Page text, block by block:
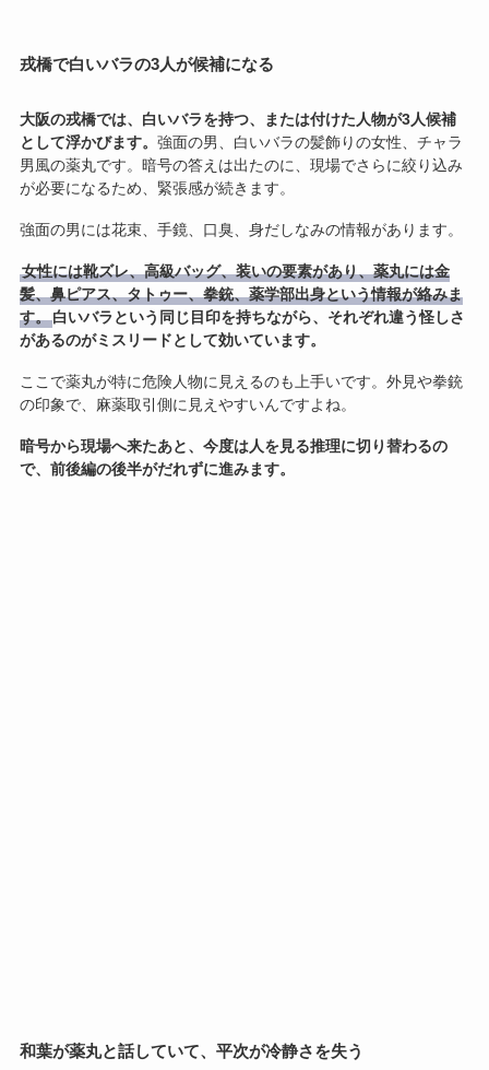
戎橋で白いバラの3人が候補になる
大阪の戎橋では、白いバラを持つ、または付けた人物が3人候補
として浮かびます。 強面の男、白いバラの髪飾りの女性、チャラ
男風の薬丸です。暗号の答えは出たのに、現場でさらに絞り込み
が必要になるため、緊張感が続きます。
強面の男には花束、手鏡、口臭、身だしなみの情報があります。
女性には靴ズレ、高級バッグ、装いの要素があり、薬丸には金
髪、鼻ピアス、タトゥー、拳銃、薬学部出身という情報が絡みま
す。白いバラという同じ目印を持ちながら、それぞれ違う怪しさ
があるのがミスリードとして効いています。
ここで薬丸が特に危険人物に見えるのも上手いです。外見や拳銃
の印象で、麻薬取引側に見えやすいんですよね。
暗号から現場へ来たあと、今度は人を見る推理に切り替わるの
で、前後編の後半がだれずに進みます。
和葉が薬丸と話していて、平次が冷静さを失う